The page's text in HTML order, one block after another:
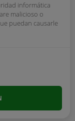
informática
malicioso o
puedan causarle